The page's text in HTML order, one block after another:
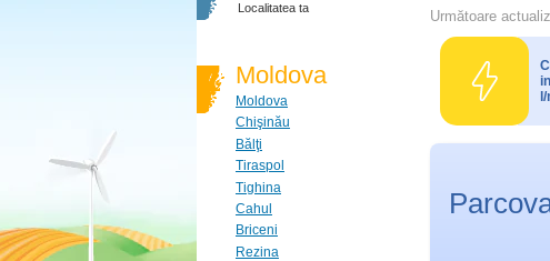
Localitatea ta
Moldova
Moldova
Chişinău
Bălţi
Tiraspol
Tighina
Cahul
Briceni
Rezina
Următoare